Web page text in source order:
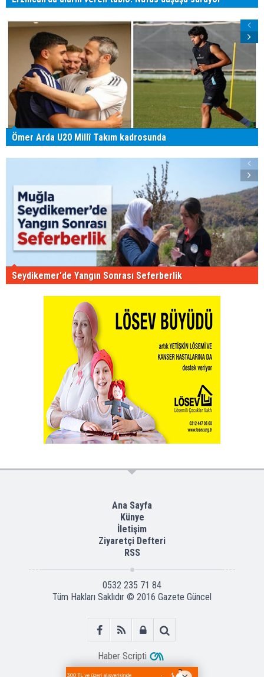
Ömer Arda U20 Millî Takım kadrosunda
Seydikemer'de Yangın Sonrası Seferberlik
Ana Sayfa
Künye
İletişim
Ziyaretçi Defteri
RSS
0532 235 71 84
Tüm Hakları Saklıdır © 2016 Gazete Güncel
Haber Scripti